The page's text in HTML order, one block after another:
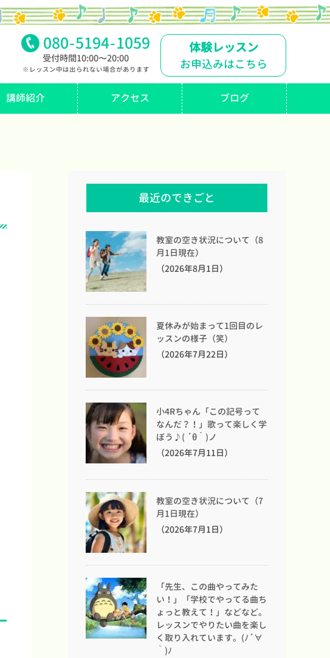
080-5194-1059
受付時間10:00〜20:00
※レッスン中は出られない場合があります
体験レッスン
お申込みはこちら
講師紹介 アクセス ブログ
最近のできごと
教室の空き状況について（8
月1日現在）
（2026年8月1日）
夏休みが始まって1回目のレ
ッスンの様子（笑）
（2026年7月22日）
小4Rちゃん「この記号って
なんだ？！」歌って楽しく学
ぼう♪( ´θ｀)ノ
（2026年7月11日）
教室の空き状況について（7
月1日現在）
（2026年7月1日）
「先生、この曲やってみた
い！」「学校でやってる曲ち
ょっと教えて！」などなど。
レッスンでやりたい曲を楽し
く取り入れています。(ﾉ´∀
｀)ﾉ